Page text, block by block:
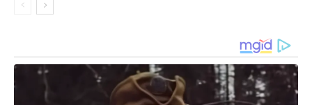
em fóruns permanentes de debate e
Amepi Olímpica garante a integração de centenas
de atletas em várias modalidades.